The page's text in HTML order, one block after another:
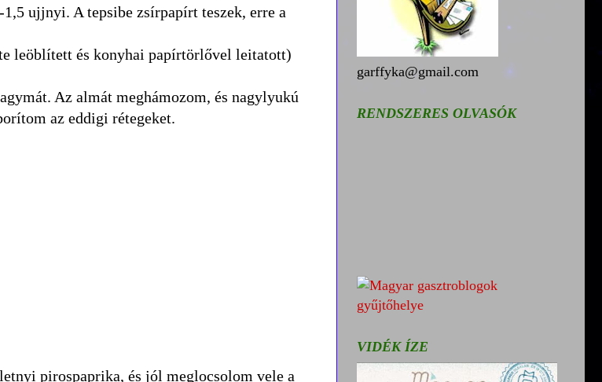
ujjnyi. A tepsibe zsírpapírt teszek, erre a
leöblített és konyhai papírtörlővel leitatott)
Az almát meghámozom, és nagylyukú
az eddigi rétegeket.
pirospaprika, és jól meglocsolom vele a
garffyka@gmail.com
RENDSZERES OLVASÓK
VIDÉK ÍZE